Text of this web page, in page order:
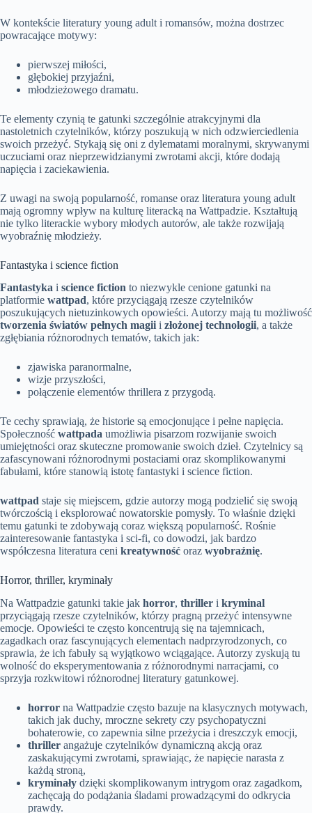
W kontekście literatury young adult i romansów, można dostrzec
powracające motywy:
pierwszej miłości,
głębokiej przyjaźni,
młodzieżowego dramatu.
Te elementy czynią te gatunki szczególnie atrakcyjnymi dla
nastoletnich czytelników, którzy poszukują w nich odzwierciedlenia
swoich przeżyć. Stykają się oni z dylematami moralnymi, skrywanymi
uczuciami oraz nieprzewidzianymi zwrotami akcji, które dodają
napięcia i zaciekawienia.
Z uwagi na swoją popularność, romanse oraz literatura young adult
mają ogromny wpływ na kulturę literacką na Wattpadzie. Kształtują
nie tylko literackie wybory młodych autorów, ale także rozwijają
wyobraźnię młodzieży.
Fantastyka i science fiction
Fantastyka i science fiction to niezwykle cenione gatunki na
platformie wattpad, które przyciągają rzesze czytelników
poszukujących nietuzinkowych opowieści. Autorzy mają tu możliwość
tworzenia światów pełnych magii i złożonej technologii, a także
zgłębiania różnorodnych tematów, takich jak:
zjawiska paranormalne,
wizje przyszłości,
połączenie elementów thrillera z przygodą.
Te cechy sprawiają, że historie są emocjonujące i pełne napięcia.
Społeczność wattpada umożliwia pisarzom rozwijanie swoich
umiejętności oraz skuteczne promowanie swoich dzieł. Czytelnicy są
zafascynowani różnorodnymi postaciami oraz skomplikowanymi
fabułami, które stanowią istotę fantastyki i science fiction.
wattpad staje się miejscem, gdzie autorzy mogą podzielić się swoją
twórczością i eksplorować nowatorskie pomysły. To właśnie dzięki
temu gatunki te zdobywają coraz większą popularność. Rośnie
zainteresowanie fantastyka i sci-fi, co dowodzi, jak bardzo
współczesna literatura ceni kreatywność oraz wyobraźnię.
Horror, thriller, kryminały
Na Wattpadzie gatunki takie jak horror, thriller i kryminal
przyciągają rzesze czytelników, którzy pragną przeżyć intensywne
emocje. Opowieści te często koncentrują się na tajemnicach,
zagadkach oraz fascynujących elementach nadprzyrodzonych, co
sprawia, że ich fabuły są wyjątkowo wciągające. Autorzy zyskują tu
wolność do eksperymentowania z różnorodnymi narracjami, co
sprzyja rozkwitowi różnorodnej literatury gatunkowej.
horror na Wattpadzie często bazuje na klasycznych motywach,
takich jak duchy, mroczne sekrety czy psychopatyczni
bohaterowie, co zapewnia silne przeżycia i dreszczyk emocji,
thriller angażuje czytelników dynamiczną akcją oraz
zaskakującymi zwrotami, sprawiając, że napięcie narasta z
każdą stroną,
kryminały dzięki skomplikowanym intrygom oraz zagadkom,
zachęcają do podążania śladami prowadzącymi do odkrycia
prawdy.